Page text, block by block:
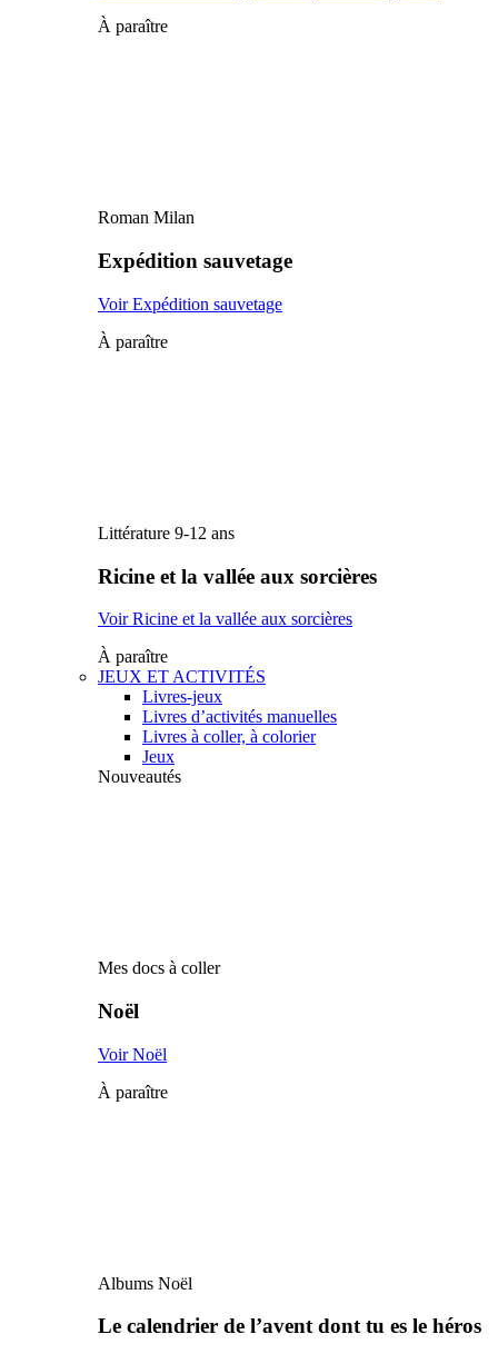
À paraître
Roman Milan
Expédition sauvetage
Voir Expédition sauvetage
À paraître
Littérature 9-12 ans
Ricine et la vallée aux sorcières
Voir Ricine et la vallée aux sorcières
À paraître
JEUX ET ACTIVITÉS
Livres-jeux
Livres d’activités manuelles
Livres à coller, à colorier
Jeux
Nouveautés
Mes docs à coller
Noël
Voir Noël
À paraître
Albums Noël
Le calendrier de l’avent dont tu es le héros